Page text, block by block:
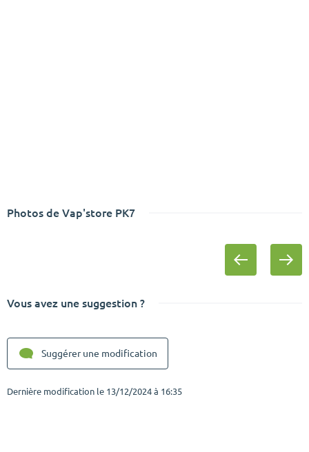
Photos de Vap'store PK7
Vous avez une suggestion ?
Suggérer une modification
Dernière modification le 13/12/2024 à 16:35